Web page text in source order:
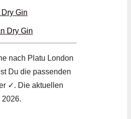
Gin
Dry Gin
nach Platu London
Du die passenden
✓. Die aktuellen
2026.